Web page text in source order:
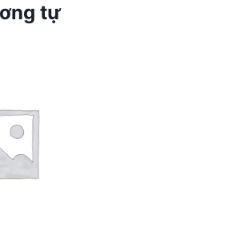
tự